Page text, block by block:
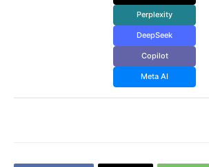
Perplexity
DeepSeek
Copilot
Meta AI